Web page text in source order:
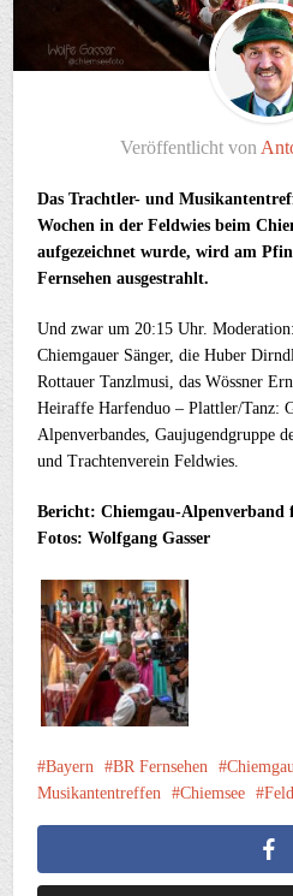
Veröffentlicht von
Das Trachtler- und
Wochen in der Feldwies beim
aufgezeichnet wurde, wird am
Fernsehen ausgestrahlt.
Und zwar um 20:15 Uhr.
Chiemgauer Sänger, die Huber
Rottauer Tanzlmusi, das Wössner
Heiraffe Harfenduo – Plattler/Tanz:
Alpenverbandes, Gaujugendgruppe
und Trachtenverein Feldwies.
Bericht: Chiemgau-
Fotos: Wolfgang Gasser
Bayern BR Fernsehen
Musikantentreffen
Chiemsee